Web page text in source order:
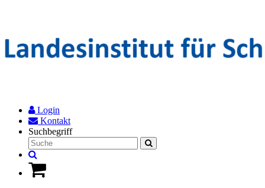
Login
Kontakt
Suchbegriff